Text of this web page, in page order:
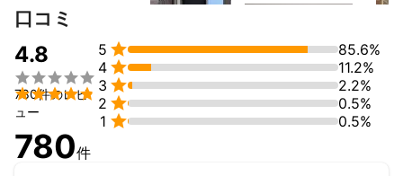
口コミ
4.8


780件のレビ
ュー
5 
85.6%
4 
11.2%
3 
2.2%
2 
0.5%
1  0.5%
780件